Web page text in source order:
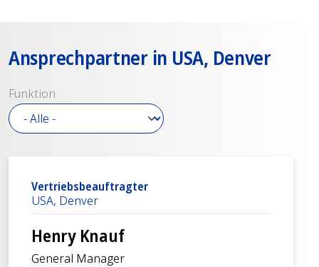
Ansprechpartner in USA, Denver
Funktion
Vertriebsbeauftragter
USA, Denver
Henry Knauf
General Manager